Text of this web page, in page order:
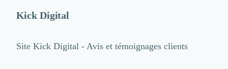
Kick Digital
Site Kick Digital - Avis et témoignages clients